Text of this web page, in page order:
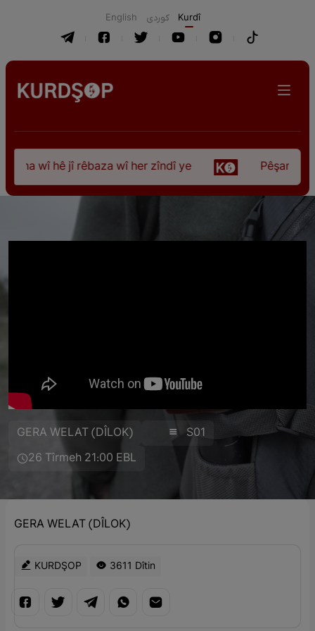
English كوردی Kurdî
wî hê jî rêbaza wî her zîndî ye Pêşangeha
GERA WELAT (DÎLOK)
S01
26 Tîrmeh 21:00 EBL
GERA WELAT (DÎLOK)
KURDŞOP 3611 Dîtin